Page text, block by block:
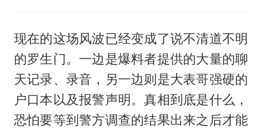
现在的这场风波已经变成了说不清道不明
的罗生门。一边是爆料者提供的大量的聊
天记录、录音，另一边则是大表哥强硬的
户口本以及报警声明。真相到底是什么，
恐怕要等到警方调查的结果出来之后才能